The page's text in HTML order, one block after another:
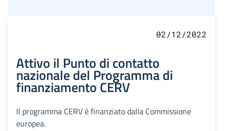
02/12/2022
Attivo il Punto di contatto
nazionale del Programma di
finanziamento CERV
Il programma CERV è finanziato dalla Commissione
europea.